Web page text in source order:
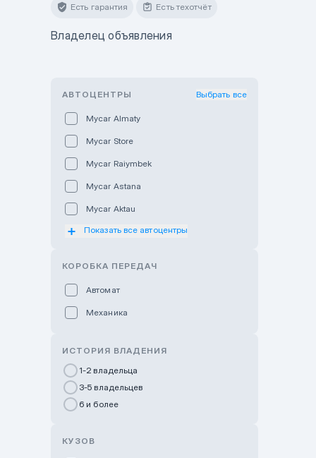
Есть гарантия Есть техотчёт
Владелец объявления
АВТОЦЕНТРЫ Выбрать все
Mycar Almaty
Mycar Store
Mycar Raiymbek
Mycar Astana
Mycar Aktau
Mycar Uralsk
GWM Nurly Zhol
Chery Astana
Показать все автоцентры
КОРОБКА ПЕРЕДАЧ
Автомат
Механика
ИСТОРИЯ ВЛАДЕНИЯ
1-2 владельца
3-5 владельцев
6 и более
КУЗОВ